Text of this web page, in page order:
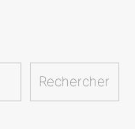
Rechercher